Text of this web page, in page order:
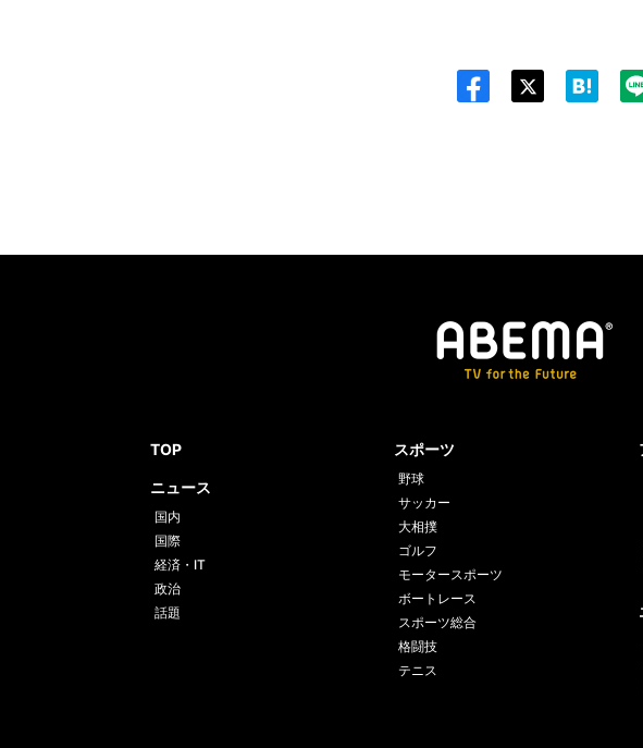
TOP
ニュース
国内
国際
経済・IT
政治
話題
スポーツ
野球
サッカー
大相撲
ゴルフ
モータースポーツ
ボートレース
スポーツ総合
格闘技
テニス